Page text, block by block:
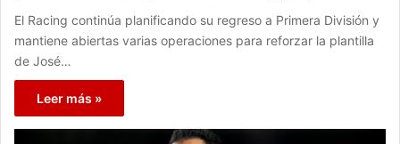
El Racing continúa planificando su regreso a Primera División y
mantiene abiertas varias operaciones para reforzar la plantilla
de José…
Leer más »